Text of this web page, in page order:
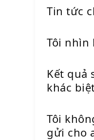
Tin tức
Tôi nhìn
Kết quả
khác
Tôi
gửi cho